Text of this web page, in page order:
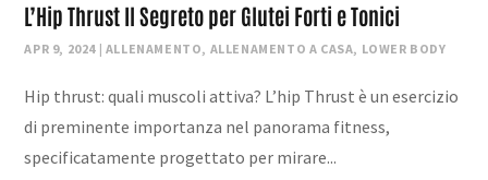
L’Hip Thrust Il Segreto per Glutei Forti e Tonici
APR 9, 2024 | ALLENAMENTO, ALLENAMENTO A CASA, LOWER BODY
Hip thrust: quali muscoli attiva? L’hip Thrust è un esercizio
di preminente importanza nel panorama fitness,
specificatamente progettato per mirare...